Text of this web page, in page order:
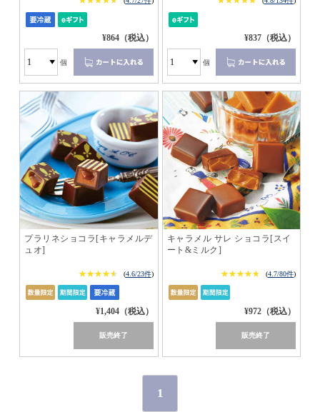
¥864（税込）
個
¥837（税込）
個
プラリネショコラ[キャラメルデ
ュオ]
★★★★★
★★★★★ (4.6/23件)
¥1,404（税込）
販売終了
キャラメル サレ ショコラ[スイ
ート&ミルク]
★★★★★
★★★★★ (4.7/80件)
¥972（税込）
販売終了
1